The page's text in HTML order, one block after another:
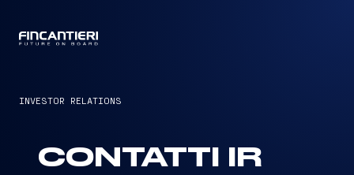
INVESTOR RELATIONS
CONTATTI IR